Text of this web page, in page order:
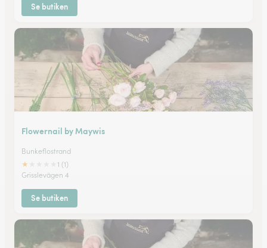
Se butiken
Flowernail by Maywis
Bunkeflostrand
★
1 (1)
Grisslevägen 4
Se butiken